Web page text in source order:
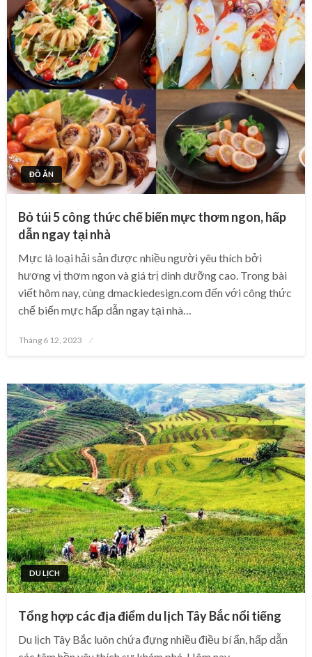
ĐỒ ĂN
Bỏ túi 5 công thức chế biến mực thơm ngon, hấp
dẫn ngay tại nhà
Mực là loại hải sản được nhiều người yêu thích bởi
hương vị thơm ngon và giá trị dinh dưỡng cao. Trong bài
viết hôm nay, cùng dmackiedesign.com đến với công thức
chế biến mực hấp dẫn ngay tại nhà…
Posted
Tháng 6 12, 2023
DU LỊCH
Tổng hợp các địa điểm du lịch Tây Bắc nổi tiếng
Du lịch Tây Bắc luôn chứa đựng nhiều điều bí ẩn, hấp dẫn